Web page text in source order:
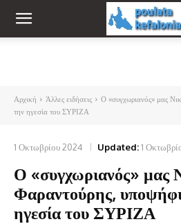
Αρχική Άλλες ειδήσεις
Ο «συγχωριανός» μας
την ηγεσία του ΣΥΡΙΖΑ
1 Οκτωβρίου 2024 Updated:1
Ο «συγχωριανός» μας
Φαραντούρης,
ηγεσία του ΣΥΡΙΖΑ